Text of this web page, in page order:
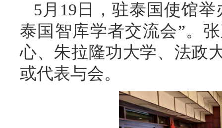
5月19日，驻泰国使馆
泰国智库学者交流会”。
心、朱拉隆功大学、法政
或代表与会。